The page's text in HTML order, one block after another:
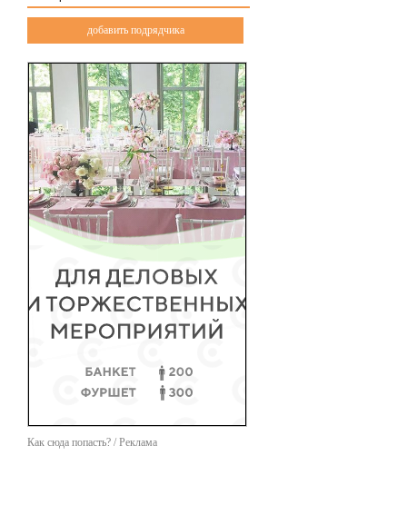
добавить подрядчика
Как сюда попасть? / Реклама